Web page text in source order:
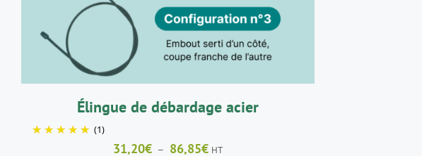
LES
OPTIONS
PEUVENT
ÊTRE
CHOISIES
PAGE
Élingue de débardage acier
(1)
31,20€ – 86,85€Plage
HT